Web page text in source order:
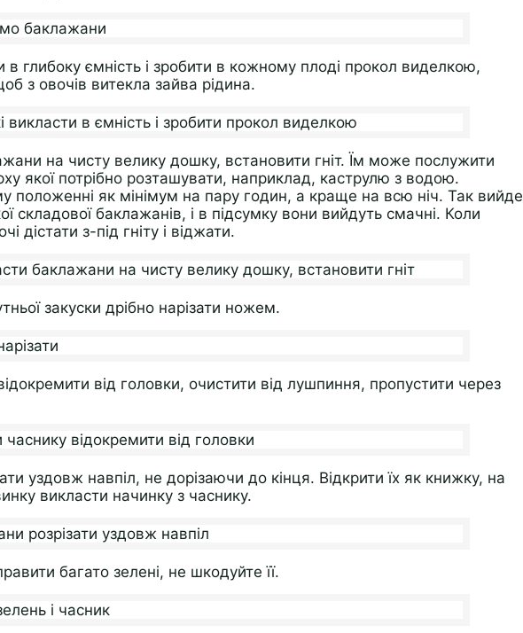
в глибоку ємність і зробити в кожному плоді прокол виделкою,
з овочів витекла зайва рідина.
на чисту велику дошку, встановити гніт. Їм може послужити
якої потрібно розташувати, наприклад, каструлю з водою.
положенні як мінімум на пару годин, а краще на всю ніч. Так вийде
складової баклажанів, і в підсумку вони вийдуть смачні. Коли
дістати з-під гніту і віджати.
закуски дрібно нарізати ножем.
від головки, очистити від лушпиння, пропустити через
уздовж навпіл, не дорізаючи до кінця. Відкрити їх як книжку, на
викласти начинку з часнику.
багато зелені, не шкодуйте її.